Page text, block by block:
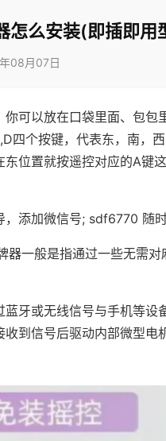
怎么安装(即插即用
08月07日
可以放在口袋里面、包包
四个按键，代表东，南，西
位置就按遥控对应的A键
添加微信号; sdf6770 随时
器一般是指通过一些无需对
牙或无线信号与手机等设
到信号后驱动内部微型电